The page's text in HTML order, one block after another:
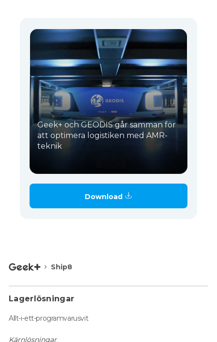
Geek+ och GEODIS går samman för
att optimera logistiken med AMR-
teknik
Download
Ship8
Lagerlösningar
Allt-i-ett-programvarusvit
Kärnlösningar